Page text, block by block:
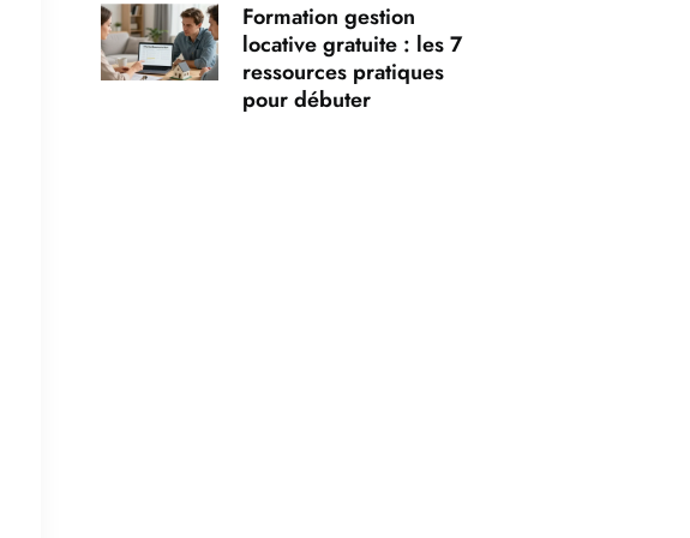
Formation gestion
locative gratuite : les 7
ressources pratiques
pour débuter